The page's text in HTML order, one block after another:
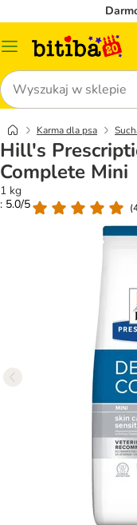
Menu
Szukaj
Karma dla psa
Hill's
Complete Mini
1 kg
: 5.0/5
(